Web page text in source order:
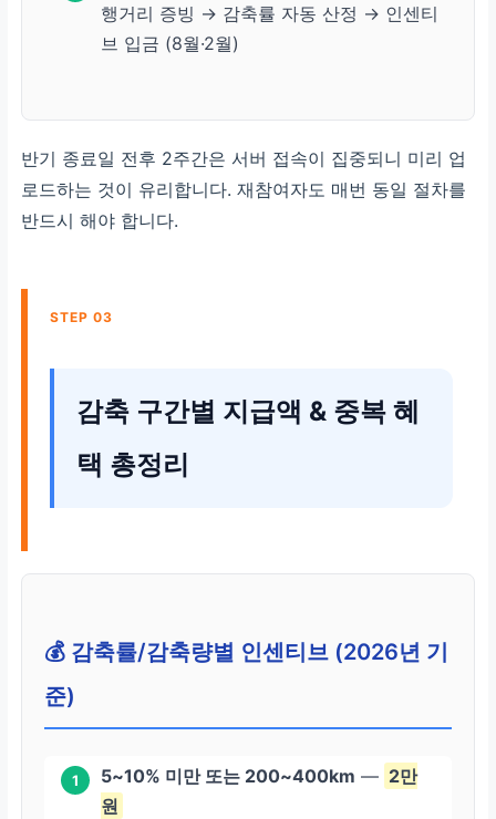
행거리 증빙 → 감축률 자동 산정 → 인센티
브 입금 (8월·2월)
반기 종료일 전후 2주간은 서버 접속이 집중되니 미리 업
로드하는 것이 유리합니다. 재참여자도 매번 동일 절차를
반드시 해야 합니다.
STEP 03
감축 구간별 지급액 & 중복 혜
택 총정리
💰 감축률/감축량별 인센티브 (2026년 기
준)
1 5~10% 미만 또는 200~400km — 2만
원